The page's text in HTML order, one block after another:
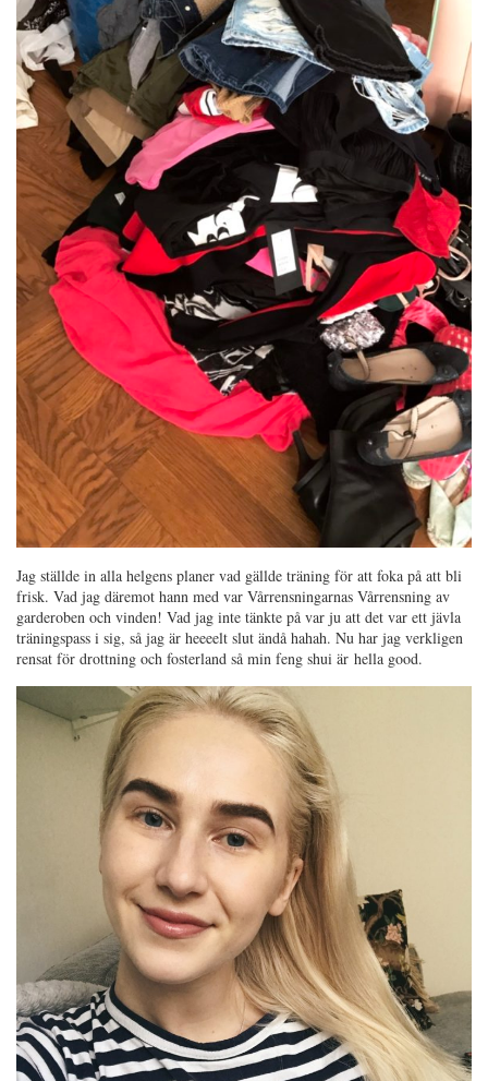
Jag ställde in alla helgens planer vad gällde träning för att foka på att bli
frisk. Vad jag däremot hann med var Vårrensningarnas Vårrensning av
garderoben och vinden! Vad jag inte tänkte på var ju att det var ett jävla
träningspass i sig, så jag är heeeelt slut ändå hahah. Nu har jag verkligen
rensat för drottning och fosterland så min feng shui är hella good.